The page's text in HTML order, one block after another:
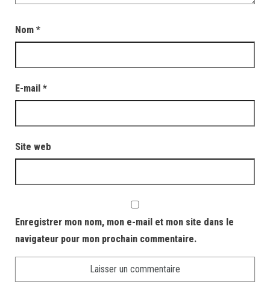
Nom *
E-mail *
Site web
Enregistrer mon nom, mon e-mail et mon site dans le
navigateur pour mon prochain commentaire.